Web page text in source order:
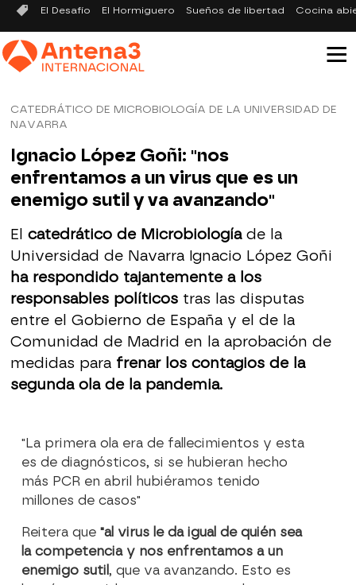
El Desafío El Hormiguero Sueños de libertad Cocina
CATEDRÁTICO DE MICROBIOLOGÍA DE LA UNIVERSIDAD DE
NAVARRA
Ignacio López Goñi: "nos
enfrentamos a un virus que es un
enemigo sutil y va avanzando"
El catedrático de Microbiología de la
Universidad de Navarra Ignacio López Goñi
ha respondido tajantemente a los
responsables políticos tras las disputas
entre el Gobierno de España y el de la
Comunidad de Madrid en la aprobación de
medidas parafrenar los contagios de la
segunda ola de la pandemia.
"La primera ola era de fallecimientos y esta
es de diagnósticos, si se hubieran hecho
más PCR en abril hubiéramos tenido
millones de casos"
Reitera que"al virus le da igual de quién sea
la competencia y nos enfrentamos a un
enemigo sutil, que va avanzando. Esto es